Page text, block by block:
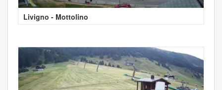
Livigno - Mottolino